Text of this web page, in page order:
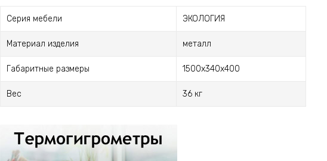
Серия мебели ЭКОЛОГИЯ
Материал изделия металл
Габаритные размеры 1500x340x400
Вес 36 кг